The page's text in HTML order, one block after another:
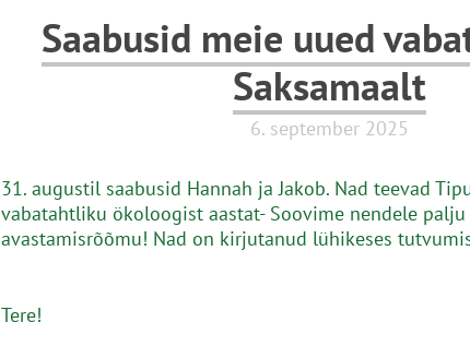
Saabusid meie uued
Saksamaalt
6. september 2025
31. augustil saabusid Hannah ja Jakob. Nad teevad
vabatahtliku ökoloogist aastat- Soovime nendele
avastamisrõõmu! Nad on kirjutanud lühikeses
Tere!